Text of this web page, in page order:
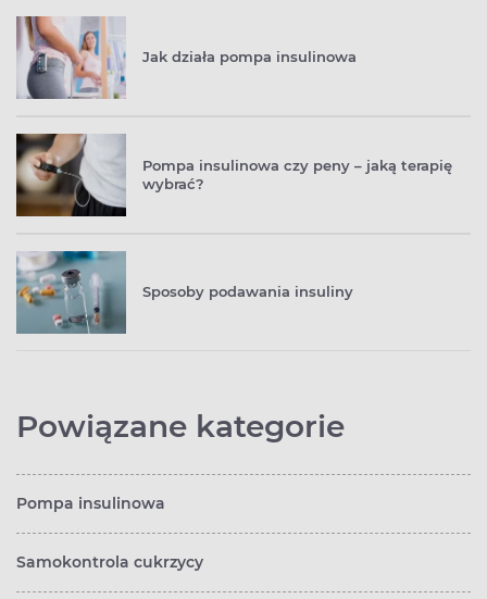
Jak działa pompa insulinowa
Pompa insulinowa czy peny – jaką terapię
wybrać?
Sposoby podawania insuliny
Powiązane kategorie
Pompa insulinowa
Samokontrola cukrzycy